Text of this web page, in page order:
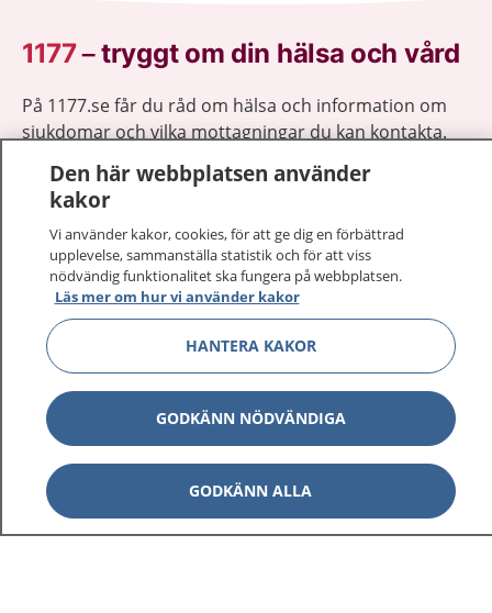
1177–tryggt om din hälsa och vård
På 1177.se får du råd om hälsa och information om
sjukdomar och vilka mottagningar du kan kontakta.
vårdärenden. Ring telefonnummer 1177 för
sjukvårdsrådgivning dygnet runt.
1177 ger dig råd när du vill må bättre.
Visa
Om 1177 Visa
Kontakt Visa
Den här webbplatsen använder
kakor
Vi använder kakor, cookies, för att ge dig en förbättrad
upplevelse, sammanställa statistik och för att viss
nödvändig funktionalitet ska fungera på webbplatsen.
Läs mer om hur vi använder kakor
HANTERA KAKOR
GODKÄNN NÖDVÄNDIGA
GODKÄNN ALLA